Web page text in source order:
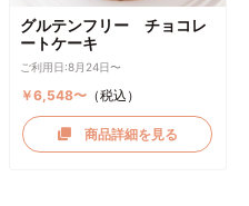
グルテンフリー チョコレ
ートケーキ
ご利用日:8月24日〜
￥6,548〜 （税込）
商品詳細を見る